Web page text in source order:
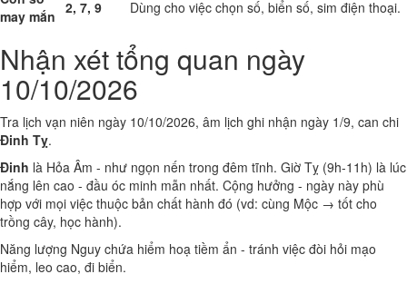
may mắn 2, 7, 9 Dùng cho việc chọn số, biển số, sim điện thoại.
Nhận xét tổng quan ngày
10/10/2026
Tra lịch vạn niên ngày 10/10/2026, âm lịch ghi nhận ngày 1/9, can chi
Đinh Tỵ.
Đinh là Hỏa Âm - như ngọn nến trong đêm tĩnh. Giờ Tỵ (9h-11h) là lúc
nắng lên cao - đầu óc minh mẫn nhất. Cộng hưởng - ngày này phù
hợp với mọi việc thuộc bản chất hành đó (vd: cùng Mộc → tốt cho
trồng cây, học hành).
Năng lượng Nguy chứa hiểm hoạ tiềm ẩn - tránh việc đòi hỏi mạo
hiểm, leo cao, đi biển.